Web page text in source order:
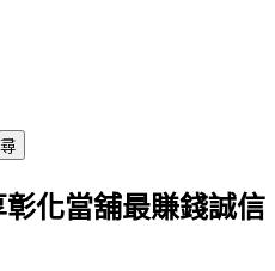
化當舖最賺錢誠信